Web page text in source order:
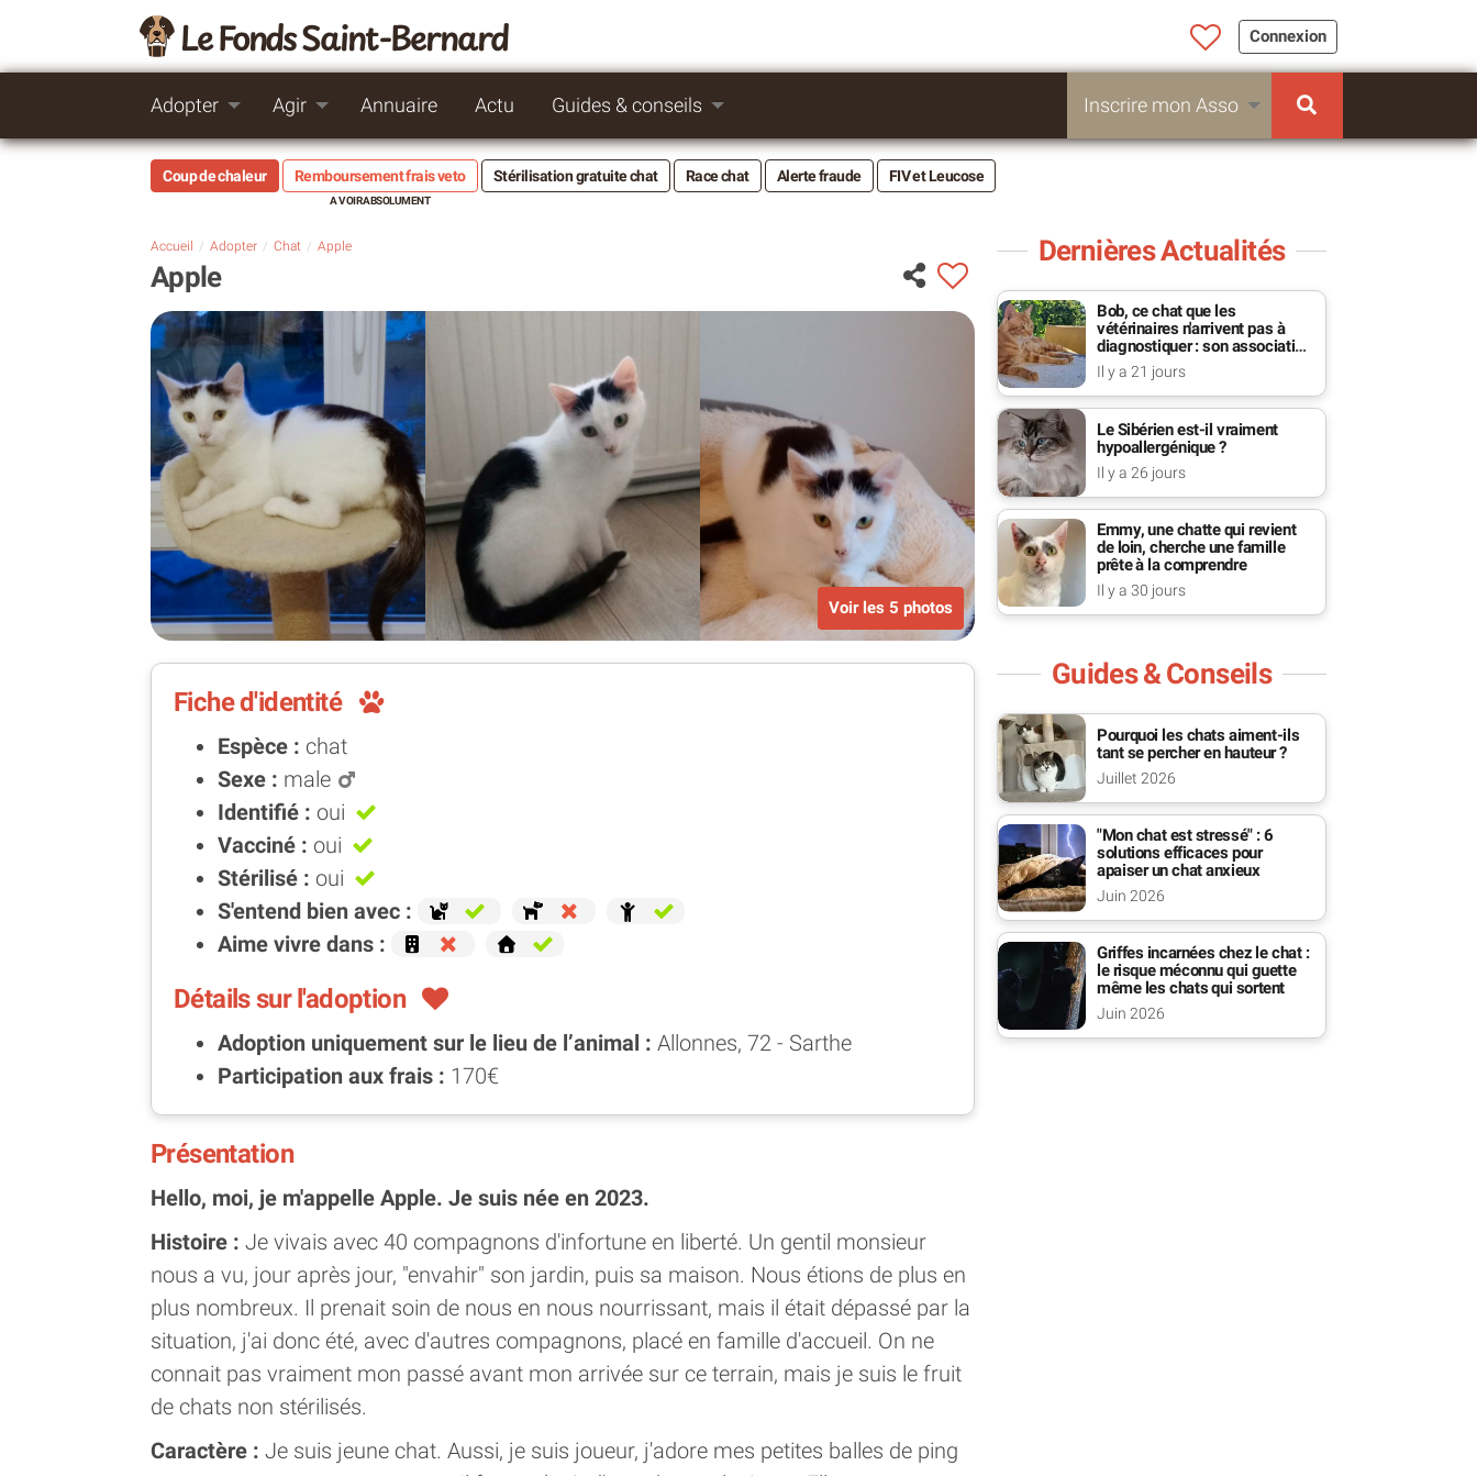
Le Fonds Saint-Bernard Connexion
Adopter Agir Annuaire Actu Guides & conseils Inscrire mon Asso
Coup de chaleur Remboursement frais veto Stérilisation gratuite chat Race chat Alerte fraude FIV et Leucose
Accueil Adopter Chat Apple
Apple
Voir les 5 photos
Fiche d'identité
Espèce : chat
Sexe : male
Identifié : oui
Vacciné : oui
Stérilisé : oui
S'entend bien avec :
Aime vivre dans :
Détails sur l'adoption
Adoption uniquement sur le lieu de l’animal : Allonnes, 72 - Sarthe
Participation aux frais : 170€
Présentation
Hello, moi, je m'appelle Apple. Je suis née en 2023.
Histoire : Je vivais avec 40 compagnons d'infortune en liberté. Un gentil monsieur
nous a vu, jour après jour, "envahir" son jardin, puis sa maison. Nous étions de plus en
plus nombreux. Il prenait soin de nous en nous nourrissant, mais il était dépassé par la
situation, j'ai donc été, avec d'autres compagnons, placé en famille d'accueil. On ne
connait pas vraiment mon passé avant mon arrivée sur ce terrain, mais je suis le fruit
de chats non stérilisés.
Caractère : Je suis jeune chat. Aussi, je suis joueur, j'adore mes petites balles de ping
Dernières Actualités
Bob, ce chat que les
vétérinaires n'arrivent pas à
diagnostiquer : son association
se bat pour lui
Il y a 21 jours
Le Sibérien est-il vraiment
hypoallergénique ?
Il y a 26 jours
Emmy, une chatte qui revient
de loin, cherche une famille
prête à la comprendre
Il y a 30 jours
Guides & Conseils
Pourquoi les chats aiment-ils
tant se percher en hauteur ?
Juillet 2026
"Mon chat est stressé" : 6
solutions efficaces pour
apaiser un chat anxieux
Juin 2026
Griffes incarnées chez le chat :
le risque méconnu qui guette
même les chats qui sortent
Juin 2026